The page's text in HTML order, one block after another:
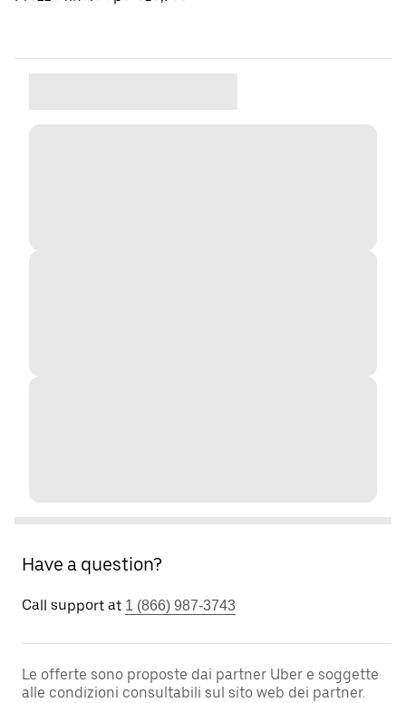
Have a question?
Call support at 1 (866) 987-3743
Le offerte sono proposte dai partner Uber e soggette
alle condizioni consultabili sul sito web dei partner.